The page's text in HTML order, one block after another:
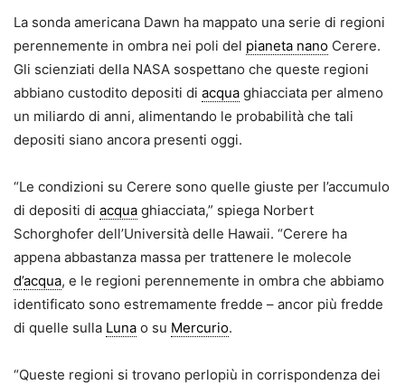
La sonda americana Dawn ha mappato una serie di regioni
perennemente in ombra nei poli del pianeta nano Cerere.
Gli scienziati della NASA sospettano che queste regioni
abbiano custodito depositi di acqua ghiacciata per almeno
un miliardo di anni, alimentando le probabilità che tali
depositi siano ancora presenti oggi.
“Le condizioni su Cerere sono quelle giuste per l’accumulo
di depositi di acqua ghiacciata,” spiega Norbert
Schorghofer dell’Università delle Hawaii. “Cerere ha
appena abbastanza massa per trattenere le molecole
d’acqua, e le regioni perennemente in ombra che abbiamo
identificato sono estremamente fredde – ancor più fredde
di quelle sulla Luna o su Mercurio.
“Queste regioni si trovano perlopiù in corrispondenza dei